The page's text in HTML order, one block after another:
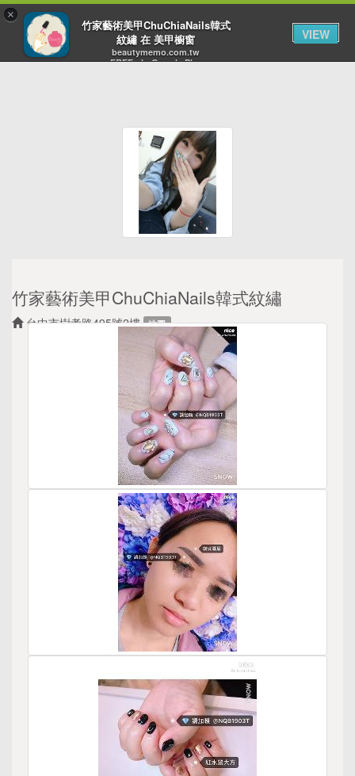
竹家藝術美甲ChuChiaNails韓式紋繡
台中市樹孝路495號2樓 地圖
×
竹家藝術美甲ChuChiaNails韓式
紋繡 在 美甲櫥窗
beautymemo.com.tw
FREE - In Google Play
VIEW